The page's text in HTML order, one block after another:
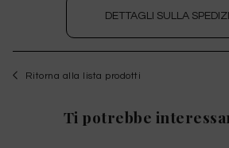
DETTAGLI SULLA
Ritorna alla lista prodotti
Ti potrebbeWISHLIST